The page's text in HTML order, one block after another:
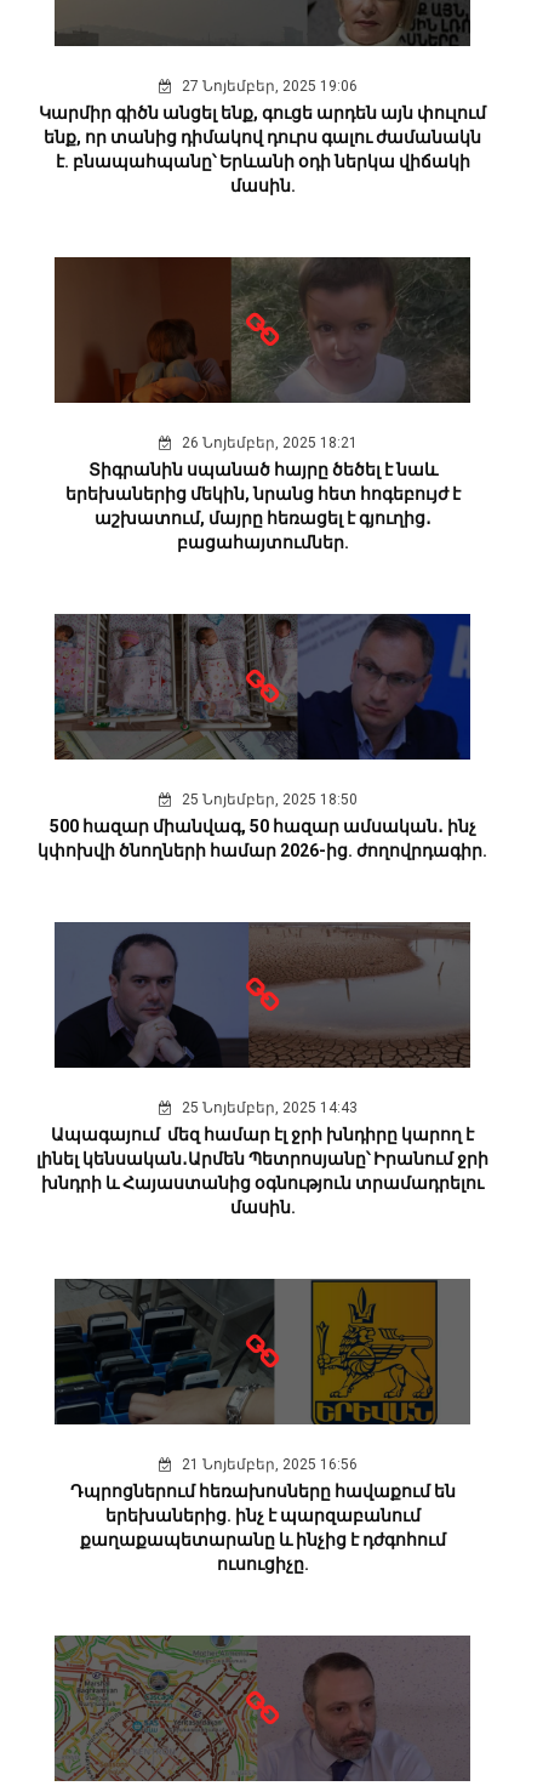
27 Նոյեմբեր, 2025 19:06
Կարմիր գիծն անցել ենք, գուցե արդեն այն փուլում
ենք, որ տանից դիմակով դուրս գալու ժամանակն
է. բնապահպանը՝ Երևանի օդի ներկա վիճակի
մասին.
26 Նոյեմբեր, 2025 18:21
Տիգրանին սպանած հայրը ծեծել է նաև
երեխաներից մեկին, նրանց հետ հոգեբույժ է
աշխատում, մայրը հեռացել է գյուղից․
բացահայտումներ.
25 Նոյեմբեր, 2025 18:50
500 հազար միանվագ, 50 հազար ամսական․ ինչ
կփոխվի ծնողների համար 2026-ից. ժողովրդագիր.
25 Նոյեմբեր, 2025 14:43
Ապագայում մեզ համար էլ ջրի խնդիրը կարող է
լինել կենսական․Արմեն Պետրոսյանը՝ Իրանում ջրի
խնդրի և Հայաստանից օգնություն տրամադրելու
մասին.
21 Նոյեմբեր, 2025 16:56
Դպրոցներում հեռախոսները հավաքում են
երեխաներից. ինչ է պարզաբանում
քաղաքապետարանը և ինչից է դժգոհում
ուսուցիչը.